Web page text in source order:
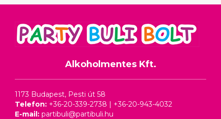
Alkoholmentes Kft.
1173 Budapest, Pesti út 58
Telefon: +36-20-339-2738 | +36-20-943-4032
E-mail: partibuli@partibuli.hu